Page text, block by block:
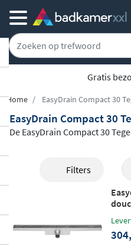
Gratis
Home EasyDrain Compact 30
EasyDrain Compact 30
De EasyDrain Compact 30
voor de
iaal geschikt voor
rbij de opbouwhoogte
linlegrooster van hoogwaardig
rgt voor een strakke, naadloze
waarbij de goot vrijwel
Filters